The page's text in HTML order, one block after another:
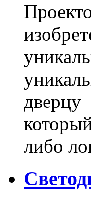
либо